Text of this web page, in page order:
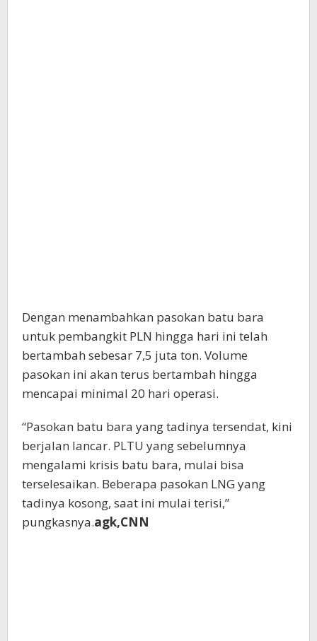
Dengan menambahkan pasokan batu bara
untuk pembangkit PLN hingga hari ini telah
bertambah sebesar 7,5 juta ton. Volume
pasokan ini akan terus bertambah hingga
mencapai minimal 20 hari operasi.
“Pasokan batu bara yang tadinya tersendat, kini
berjalan lancar. PLTU yang sebelumnya
mengalami krisis batu bara, mulai bisa
terselesaikan. Beberapa pasokan LNG yang
tadinya kosong, saat ini mulai terisi,”
pungkasnya.agk,CNN